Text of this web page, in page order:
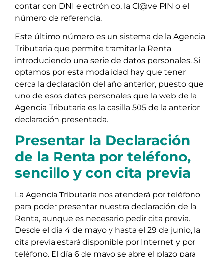
contar con DNI electrónico, la Cl@ve PIN o el
número de referencia.
Este último número es un sistema de la Agencia
Tributaria que permite tramitar la Renta
introduciendo una serie de datos personales. Si
optamos por esta modalidad hay que tener
cerca la declaración del año anterior, puesto que
uno de esos datos personales que la web de la
Agencia Tributaria es la casilla 505 de la anterior
declaración presentada.
Presentar la Declaración
de la Renta por teléfono,
sencillo y con cita previa
La Agencia Tributaria nos atenderá por teléfono
para poder presentar nuestra declaración de la
Renta, aunque es necesario pedir cita previa.
Desde el día 4 de mayo y hasta el 29 de junio, la
cita previa estará disponible por Internet y por
teléfono. El día 6 de mayo se abre el plazo para